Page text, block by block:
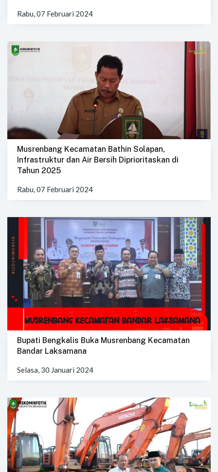
Rabu, 07 Februari 2024
Musrenbang Kecamatan Bathin Solapan,
Infrastruktur dan Air Bersih Diprioritaskan di
Tahun 2025
Rabu, 07 Februari 2024
Bupati Bengkalis Buka Musrenbang Kecamatan
Bandar Laksamana
Selasa, 30 Januari 2024